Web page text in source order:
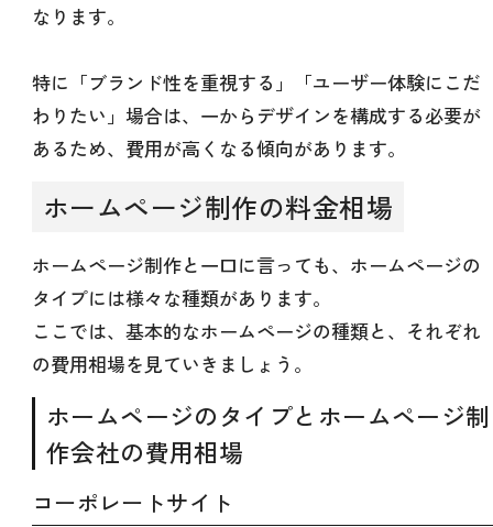
なります。
特に「ブランド性を重視する」「ユーザー体験にこだ
わりたい」場合は、一からデザインを構成する必要が
あるため、費用が高くなる傾向があります。
ホームページ制作の料金相場
ホームページ制作と一口に言っても、ホームページの
タイプには様々な種類があります。
ここでは、基本的なホームページの種類と、それぞれ
の費用相場を見ていきましょう。
ホームページのタイプとホームページ制
作会社の費用相場
コーポレートサイト